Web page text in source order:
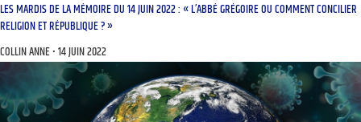
LES MARDIS DE LA MÉMOIRE DU 14 JUIN 2022 : « L’ABBÉ GRÉGOIRE OU COMMENT CONCILIER
RELIGION ET RÉPUBLIQUE ? »
COLLIN ANNE 14 JUIN 2022